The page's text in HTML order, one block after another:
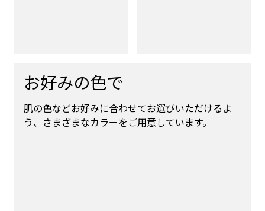
お好みの色で
肌の色などお好みに合わせてお選びいただけるよ
う、さまざまなカラーをご用意しています。